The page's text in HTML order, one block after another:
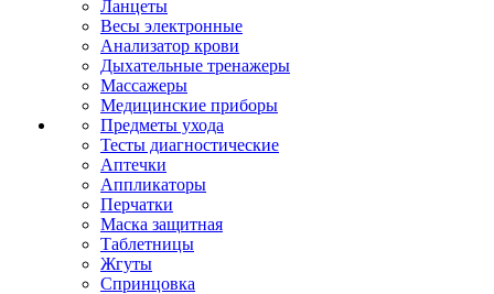
Ланцеты
Весы электронные
Анализатор крови
Дыхательные тренажеры
Массажеры
Медицинские приборы
Предметы ухода
Тесты диагностические
Аптечки
Аппликаторы
Перчатки
Маска защитная
Таблетницы
Жгуты
Спринцовка